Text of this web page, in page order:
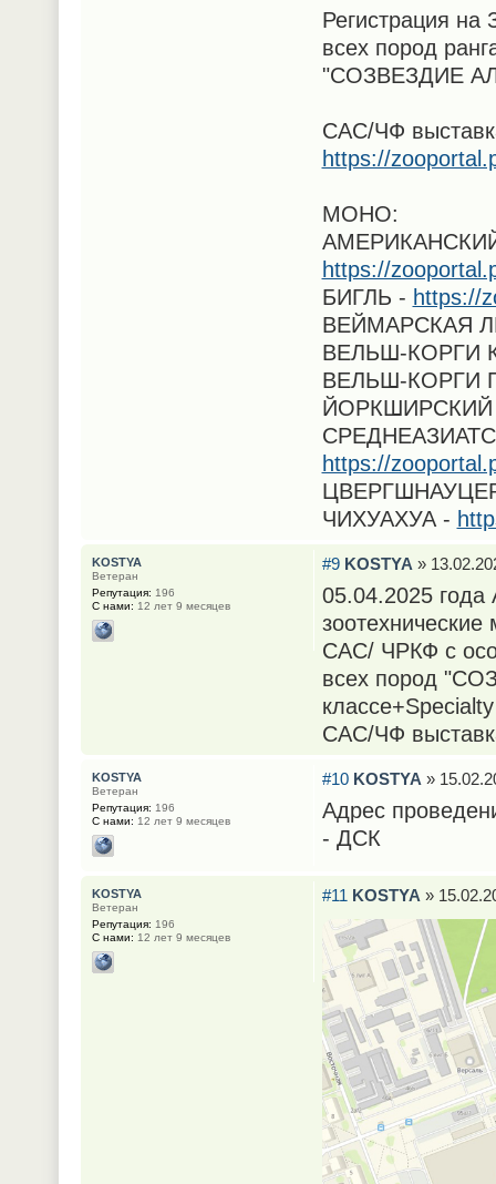
Регистрация
всех пород
"СОЗВЕЗДИЕ
САС/ЧФ
https://
МОНО:
https://
БИГЛЬ - https://
ВЕЙМАРСКАЯ
ВЕЛЬШ-КОРГИ
ВЕЛЬШ-КОРГИ
https://
ЧИХУАХУА -
#9 KOSTYA »
05.04.2025
зоотехнические
САС/ ЧРКФ с
всех пород
САС/ЧФ
KOSTYA
Ветеран
Репутация: 196
С нами: 12 лет 9 месяцев
#10 KOSTYA »
Адрес
- ДСК
KOSTYA
Ветеран
Репутация: 196
С нами: 12 лет 9 месяцев
#11 KOSTYA »
KOSTYA
Ветеран
Репутация: 196
С нами: 12 лет 9 месяцев